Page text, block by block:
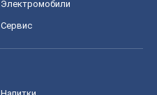
Электромобили
Сервис